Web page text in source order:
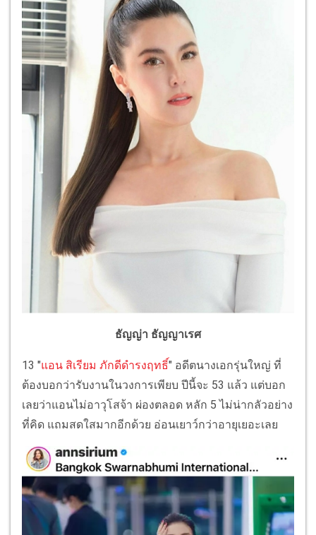
ธัญญ่า ธัญญาเรศ
13 "แอน สิเรียม ภักดีดำรงฤทธิ์" อดีตนางเอกรุ่นใหญ่ ที่
ต้องบอกว่ารับงานในวงการเพียบ ปีนี้จะ 53 แล้ว แต่บอก
เลยว่าแอนไม่อาวุโสจ้า ผ่องตลอด หลัก 5 ไม่น่ากลัวอย่าง
ที่คิด แถมสดใสมากอีกด้วย อ่อนเยาว์กว่าอายุเยอะเลย